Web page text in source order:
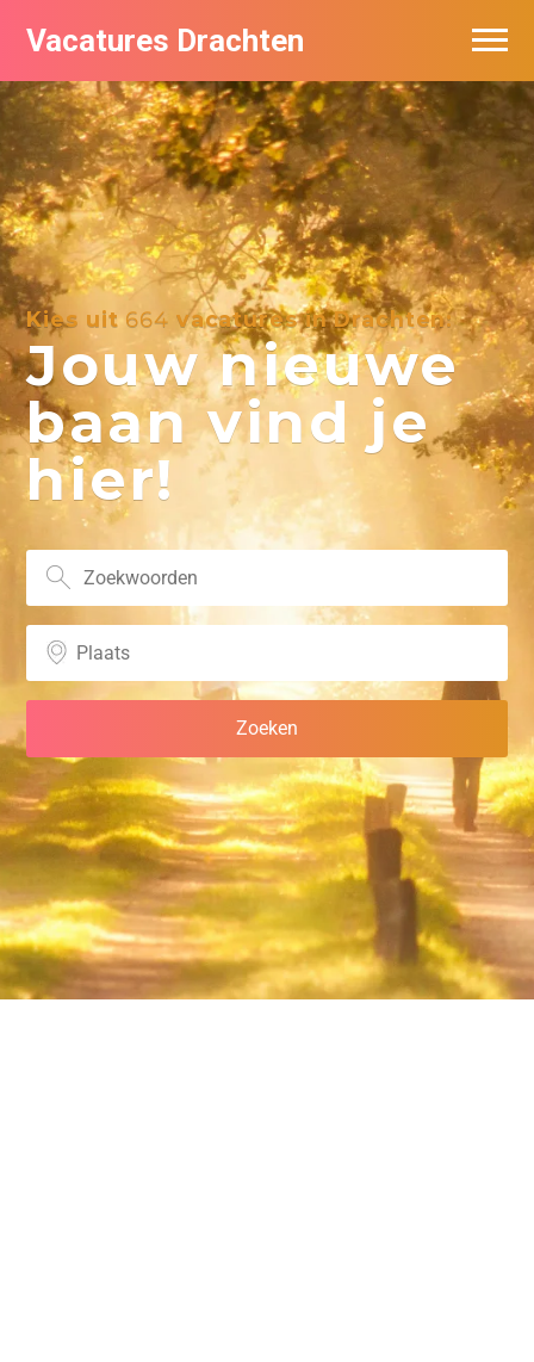
Vacatures Drachten
Kies uit664 vacatures in Drachten:
Jouw nieuwe
baan vind je
hier!
Vacatures per bedrijf in Drachten
De populairste vacatures in Drachten
Nieuwsbrief feed